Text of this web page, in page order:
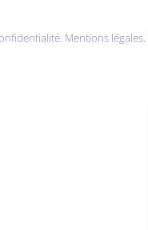
. Mentions légales.